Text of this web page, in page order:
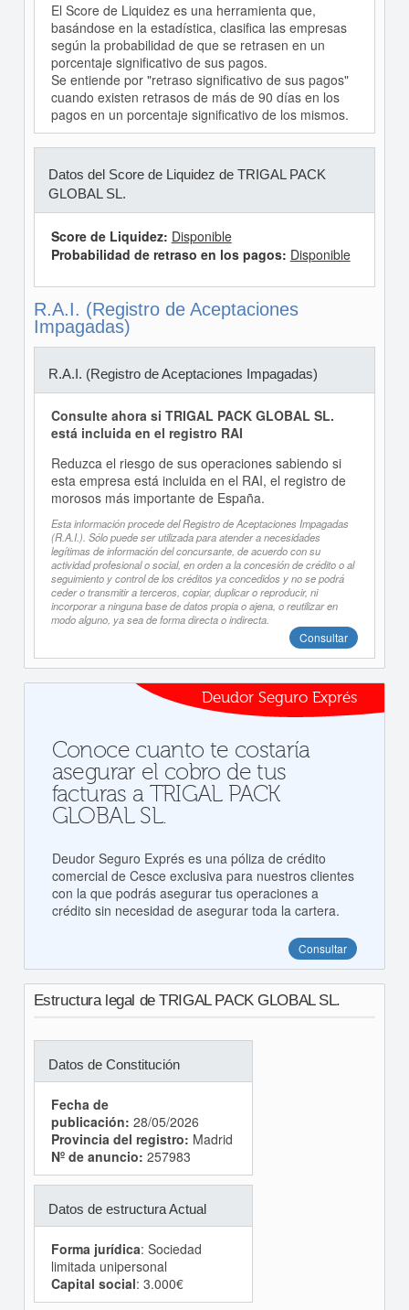
El Score de Liquidez es una herramienta que,
basándose en la estadística, clasifica las empresas
según la probabilidad de que se retrasen en un
porcentaje significativo de sus pagos.
Se entiende por "retraso significativo de sus pagos"
cuando existen retrasos de más de 90 días en los
pagos en un porcentaje significativo de los mismos.
Datos del Score de Liquidez de TRIGAL PACK
GLOBAL SL.
Score de Liquidez: Disponible
Probabilidad de retraso en los pagos: Disponible
R.A.I. (Registro de Aceptaciones
Impagadas)
R.A.I. (Registro de Aceptaciones Impagadas)
Consulte ahora si TRIGAL PACK GLOBAL SL.
está incluida en el registro RAI
Reduzca el riesgo de sus operaciones sabiendo si
esta empresa está incluida en el RAI, el registro de
morosos más importante de España.
Esta información procede del Registro de Aceptaciones Impagadas
(R.A.I.). Sólo puede ser utilizada para atender a necesidades
legítimas de información del concursante, de acuerdo con su
actividad profesional o social, en orden a la concesión de crédito o al
seguimiento y control de los créditos ya concedidos y no se podrá
ceder o transmitir a terceros, copiar, duplicar o reproducir, ni
incorporar a ninguna base de datos propia o ajena, o reutilizar en
modo alguno, ya sea de forma directa o indirecta.
Consultar
Deudor Seguro Exprés
Conoce cuanto te costaría
asegurar el cobro de tus
facturas a TRIGAL PACK
GLOBAL SL.
Deudor Seguro Exprés es una póliza de crédito
comercial de Cesce exclusiva para nuestros clientes
con la que podrás asegurar tus operaciones a
crédito sin necesidad de asegurar toda la cartera.
Consultar
Estructura legal de TRIGAL PACK GLOBAL SL.
Datos de Constitución
Fecha de
publicación: 28/05/2026
Provincia del registro: Madrid
Nº de anuncio: 257983
Datos de estructura Actual
Forma jurídica: Sociedad
limitada unipersonal
Capital social: 3.000€